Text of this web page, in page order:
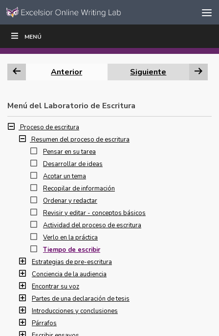
Ir al contenido
navegación
MENÚ
ESCRIBIR
Anterior Siguiente
Menú del Laboratorio de Escritura
Proceso de escritura
Resumen del proceso de escritura
Pensar en su tarea
Desarrollar de ideas
Acotar un tema
Recopilar de información
Ordenar y redactar
Revisir y editar - conceptos básicos
Actividad del proceso de escritura
Verlo en la práctica
Tiempo de escribir
Estrategias de pre-escritura
Conciencia de la audiencia
Encontrar su voz
Partes de una declaración de tesis
Introducciones y conclusiones
Párrafos